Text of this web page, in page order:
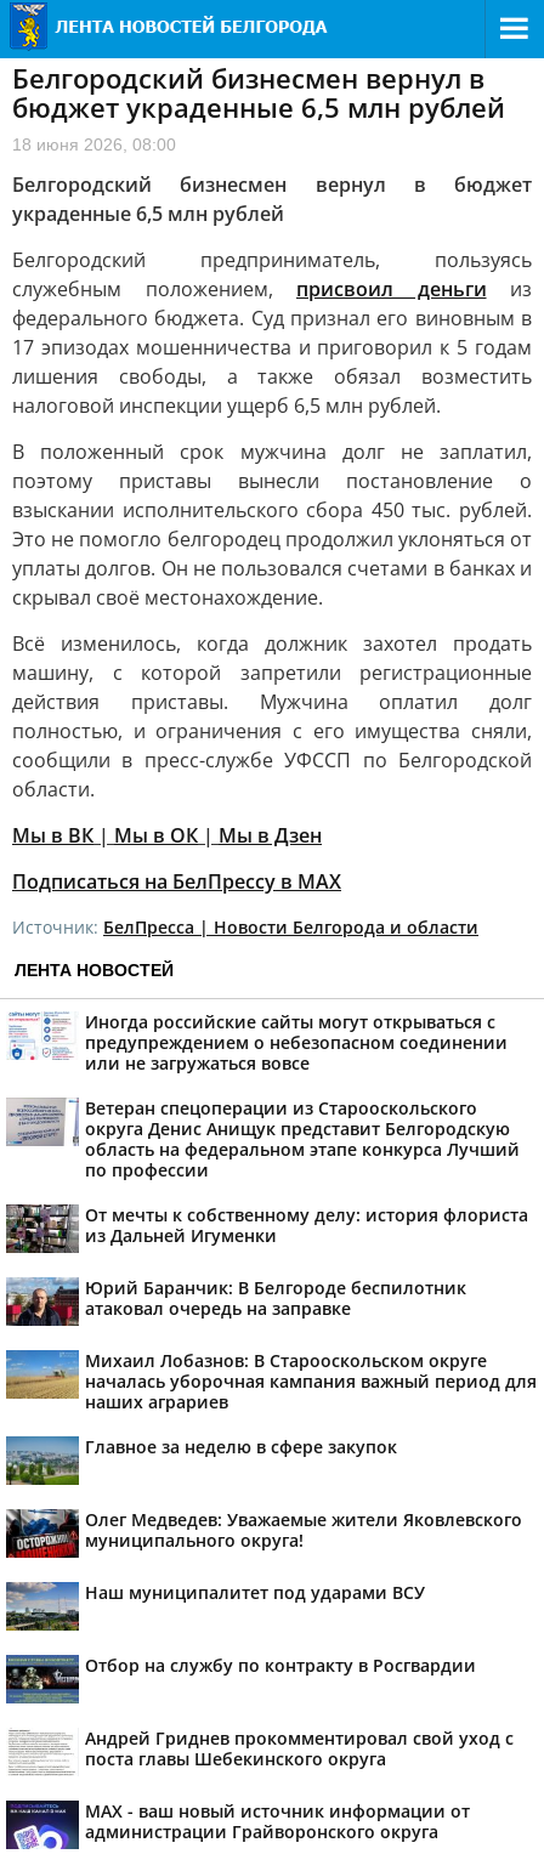
Белгородский бизнесмен вернул в
бюджет украденные 6,5 млн рублей
18 июня 2026, 08:00
Белгородский бизнесмен вернул в бюджет
украденные 6,5 млн рублей
Белгородский предприниматель, пользуясь
служебным положением, присвоил деньги из
федерального бюджета. Суд признал его виновным в
17 эпизодах мошенничества и приговорил к 5 годам
лишения свободы, а также обязал возместить
налоговой инспекции ущерб 6,5 млн рублей.
В положенный срок мужчина долг не заплатил,
поэтому приставы вынесли постановление о
взыскании исполнительского сбора 450 тыс. рублей.
Это не помогло белгородец продолжил уклоняться от
уплаты долгов. Он не пользовался счетами в банках и
скрывал своё местонахождение.
Всё изменилось, когда должник захотел продать
машину, с которой запретили регистрационные
действия приставы. Мужчина оплатил долг
полностью, и ограничения с его имущества сняли,
сообщили в пресс-службе УФССП по Белгородской
области.
Мы в ВК | Мы в ОК | Мы в Дзен
Подписаться на БелПрессу в МАХ
Источник: БелПресса | Новости Белгорода и области
ЛЕНТА НОВОСТЕЙ
Иногда российские сайты могут открываться с
предупреждением о небезопасном соединении
или не загружаться вовсе
Ветеран спецоперации из Старооскольского
округа Денис Анищук представит Белгородскую
область на федеральном этапе конкурса Лучший
по профессии
От мечты к собственному делу: история флориста
из Дальней Игуменки
Юрий Баранчик: В Белгороде беспилотник
атаковал очередь на заправке
Михаил Лобазнов: В Старооскольском округе
началась уборочная кампания важный период для
наших аграриев
Главное за неделю в сфере закупок
Олег Медведев: Уважаемые жители Яковлевского
муниципального округа!
Наш муниципалитет под ударами ВСУ
Отбор на службу по контракту в Росгвардии
Андрей Гриднев прокомментировал свой уход с
поста главы Шебекинского округа
MAX - ваш новый источник информации от
администрации Грайворонского округа